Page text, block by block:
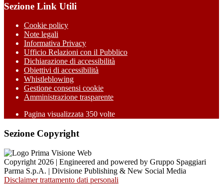
Sezione Link Utili
Cookie policy
Note legali
Informativa Privacy
Ufficio Relazioni con il Pubblico
Dichiarazione di accessibilità
Obiettivi di accessibilità
Whistleblowing
Gestione consensi cookie
Amministrazione trasparente
Pagina visualizzata 350 volte
Sezione Copyright
Copyright 2026 | Engineered and powered by Gruppo Spaggiari
Parma S.p.A. | Divisione Publishing & New Social Media
Disclaimer trattamento dati personali